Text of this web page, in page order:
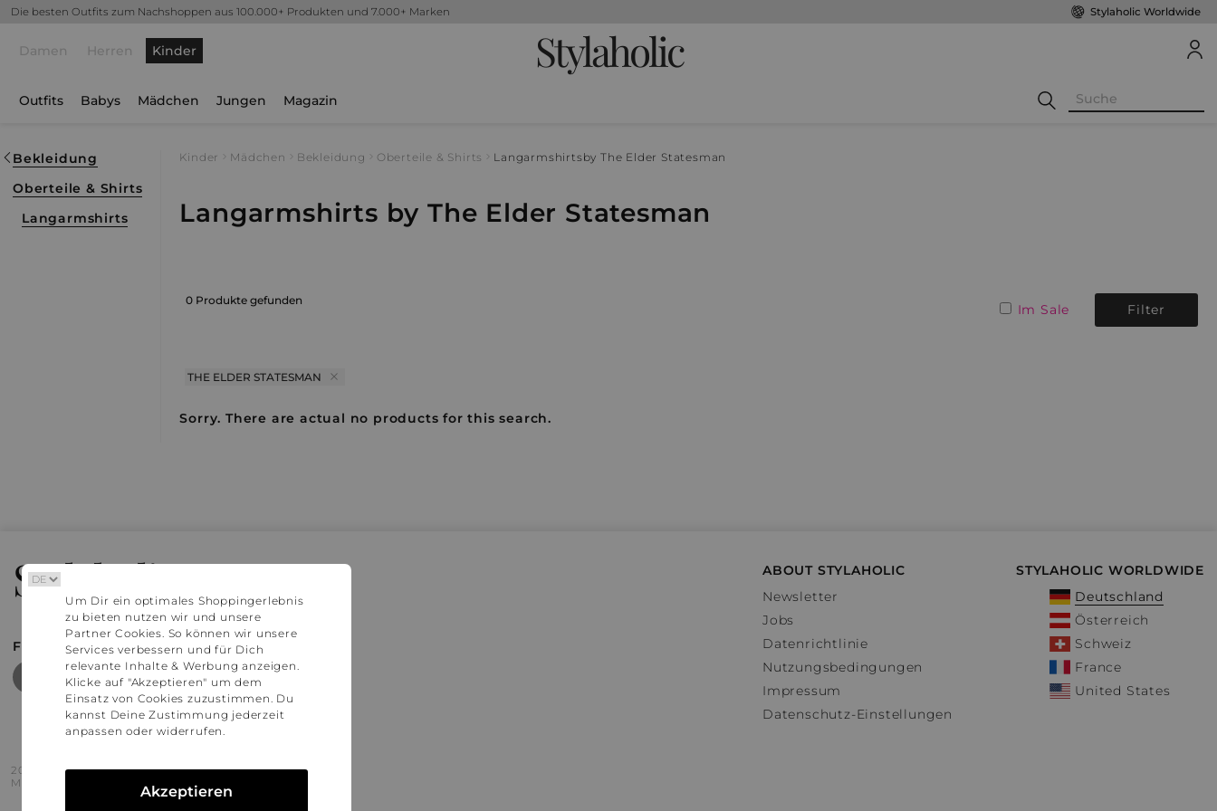
Die besten Outfits zum Nachshoppen aus 100.000+ Produkten und 7.000+ Marken Stylaholic Worldwide
Damen Herren Kinder Stylaholic
Outfits Babys Mädchen Jungen Magazin
Bekleidung
Oberteile & Shirts
Langarmshirts
Kinder Mädchen Bekleidung Oberteile & Shirts Langarmshirtsby The Elder Statesman
Langarmshirts by The Elder Statesman
0 Produkte gefunden
Im Sale Filter
THE ELDER STATESMAN
Sorry. There are actual no products for this search.
Stylaholic
FIND MORE INSPIRATION
ABOUT STYLAHOLIC
Newsletter
Jobs
Datenrichtlinie
Nutzungsbedingungen
Impressum
Datenschutz-Einstellungen
STYLAHOLIC WORLDWIDE
Deutschland
Österreich
Schweiz
France
United States
2016 - 2026 © Stylaholic.
Made for you with love in munich.
Um Dir ein optimales Shoppingerlebnis
zu bieten nutzen wir und unsere
Partner Cookies. So können wir unsere
Services verbessern und für Dich
relevante Inhalte & Werbung anzeigen.
Klicke auf "Akzeptieren" um dem
Einsatz von Cookies zuzustimmen. Du
kannst Deine Zustimmung jederzeit
anpassen oder widerrufen.
Akzeptieren